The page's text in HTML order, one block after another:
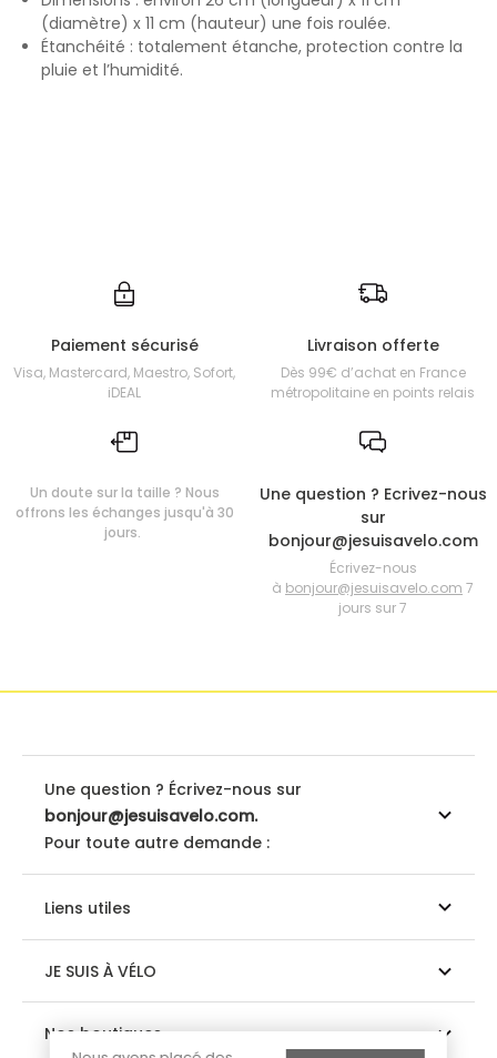
(diamètre) x 11 cm (hauteur) une fois roulée.
Étanchéité : totalement étanche, protection contre la
pluie et l’humidité.
Paiement sécurisé
Visa, Mastercard, Maestro, Sofort,
iDEAL
Livraison offerte
Dès 99€ d’achat en France
métropolitaine en points relais
Un doute sur la taille ? Nous
offrons les échanges jusqu'à 30
jours.
Une question ? Ecrivez-nous
sur
bonjour@jesuisavelo.com
Écrivez-nous
à bonjour@jesuisavelo.com 7
jours sur 7
Une question ? Écrivez-nous sur
bonjour@jesuisavelo.com.
Pour toute autre demande :
Liens utiles
JE SUIS À VÉLO
Nos boutiques